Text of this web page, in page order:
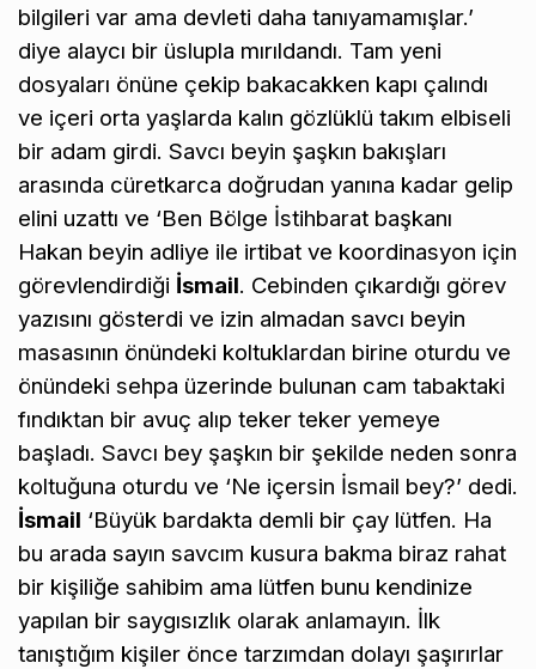
bilgileri var ama devleti daha tanıyamamışlar.’
diye alaycı bir üslupla mırıldandı. Tam yeni
dosyaları önüne çekip bakacakken kapı çalındı
ve içeri orta yaşlarda kalın gözlüklü takım elbiseli
bir adam girdi. Savcı beyin şaşkın bakışları
arasında cüretkarca doğrudan yanına kadar gelip
elini uzattı ve ‘Ben Bölge İstihbarat başkanı
Hakan beyin adliye ile irtibat ve koordinasyon için
görevlendirdiği İsmail. Cebinden çıkardığı görev
yazısını gösterdi ve izin almadan savcı beyin
masasının önündeki koltuklardan birine oturdu ve
önündeki sehpa üzerinde bulunan cam tabaktaki
fındıktan bir avuç alıp teker teker yemeye
başladı. Savcı bey şaşkın bir şekilde neden sonra
koltuğuna oturdu ve ‘Ne içersin İsmail bey?’ dedi.
İsmail ‘Büyük bardakta demli bir çay lütfen. Ha
bu arada sayın savcım kusura bakma biraz rahat
bir kişiliğe sahibim ama lütfen bunu kendinize
yapılan bir saygısızlık olarak anlamayın. İlk
tanıştığım kişiler önce tarzımdan dolayı şaşırırlar